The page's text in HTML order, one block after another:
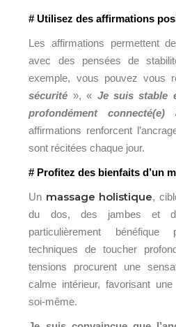
# Utilisez des affirmations
Les affirmations permettent
avec des pensées de
exemple, vous pouvez vous
sécurité », « Je suis stable
profondément
affirmations renforcent
sont récitées chaque jour.
# Profitez des bienfaits d’un
Un massage holistique,
du dos, des jambes et
particulièrement
techniques de toucher
tensions procurent une
calme intérieur, favorisant
soi-même.